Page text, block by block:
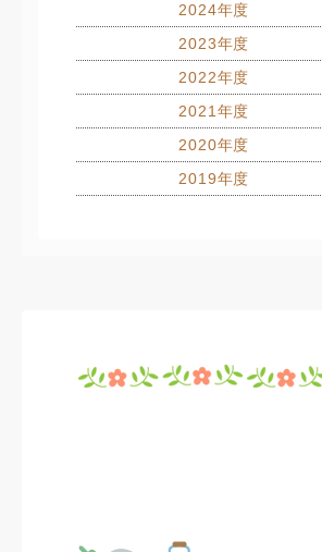
2024年度
2023年度
2022年度
2021年度
2020年度
2019年度